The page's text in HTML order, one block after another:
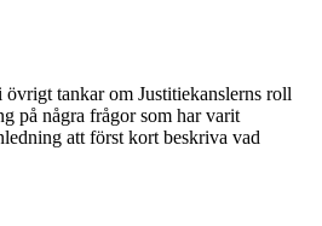
tankar om Justitiekanslerns roll
på några frågor som har varit
att först kort beskriva vad